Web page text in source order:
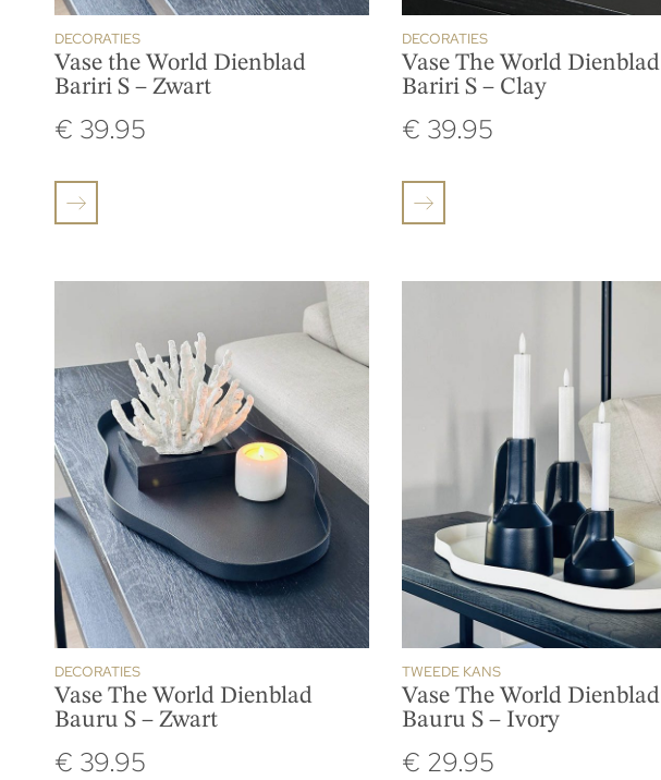
DECORATIES
Vase the World Dienblad
Bariri S – Zwart
€ 39.95
DECORATIES
Vase The World Dienblad
Bariri S – Clay
€ 39.95
DECORATIES
Vase The World Dienblad
Bauru S – Zwart
€ 39.95
TWEEDE KANS
Vase The World Dienblad
Bauru S – Ivory
€ 29.95